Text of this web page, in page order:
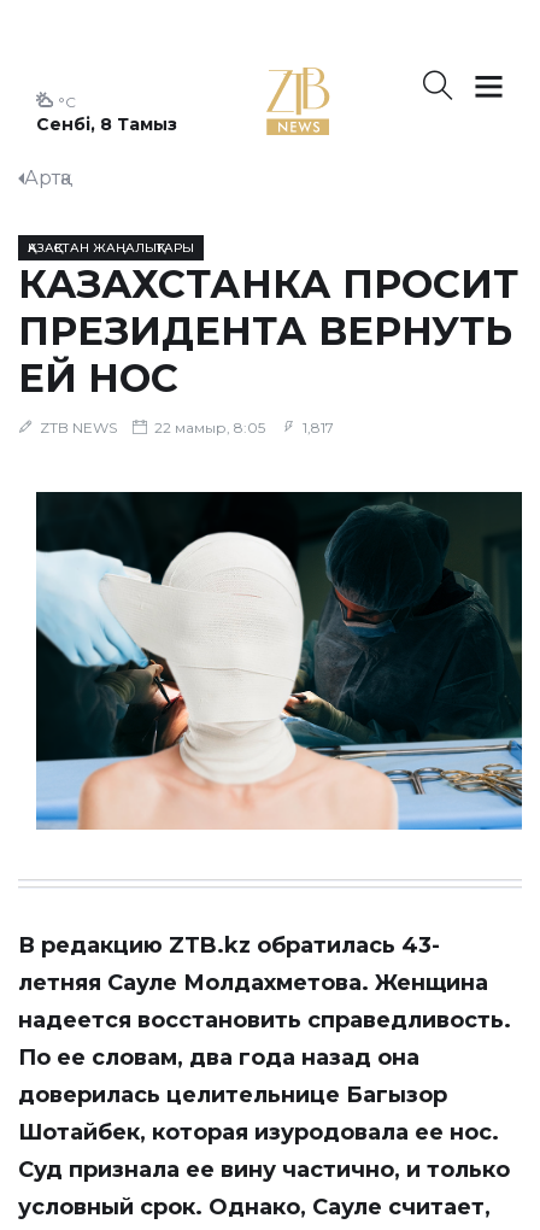
Сенбі, 8 Тамыз
°C
Артқа
ҚАЗАҚСТАН ЖАҢАЛЫҚТАРЫ
КАЗАХСТАНКА ПРОСИТ
ПРЕЗИДЕНТА ВЕРНУТЬ
ЕЙ НОС
ZTB NEWS 22 мамыр, 8:05 1,817
В редакцию ZTB.kz обратилась 43-
летняя Сауле Молдахметова. Женщина
надеется восстановить справедливость.
По ее словам, два года назад она
доверилась целительнице Багызор
Шотайбек, которая изуродовала ее нос.
Суд признала ее вину частично, и только
условный срок. Однако, Сауле считает,